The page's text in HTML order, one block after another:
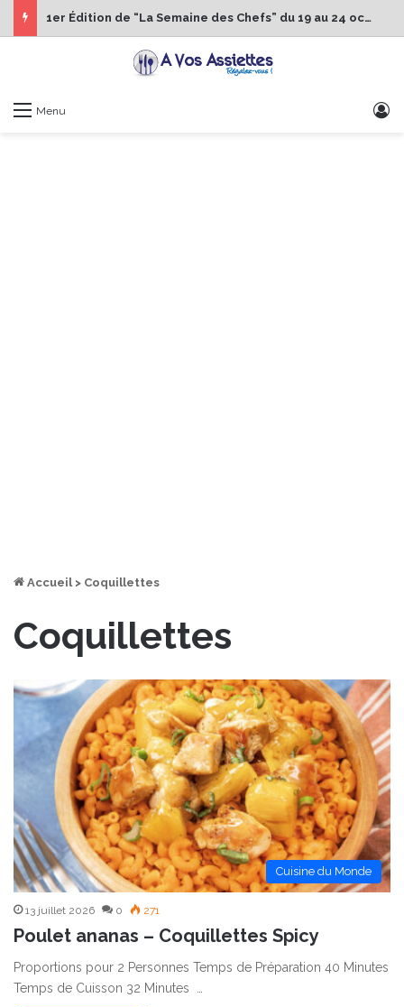
1er Édition de “La Semaine des Chefs” du 19 au 24 octobre 2026
Menu
Accueil > Coquillettes
Coquillettes
Cuisine du Monde
13 juillet 2026 0 271
Poulet ananas – Coquillettes Spicy
Proportions pour 2 Personnes Temps de Préparation 40 Minutes
Temps de Cuisson 32 Minutes …